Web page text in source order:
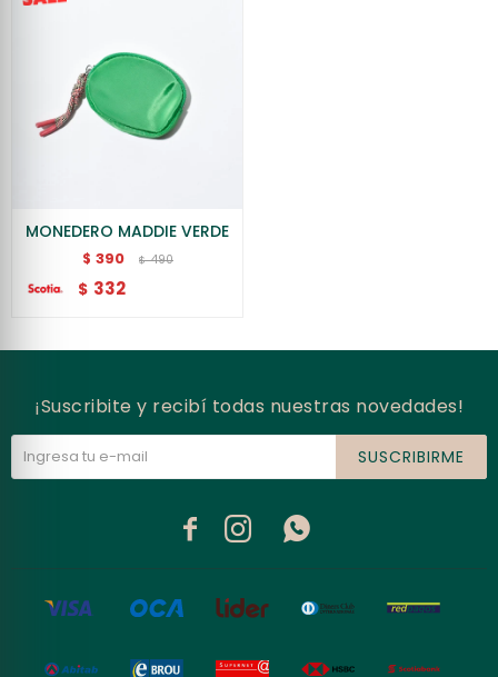
MONEDERO MADDIE VERDE
$ 390 $ 490
$ 332
¡Suscribite y recibí todas nuestras novedades!
SUSCRIBIRME
  